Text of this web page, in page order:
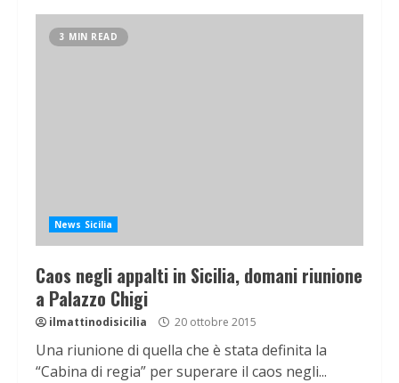
3 MIN READ
News Sicilia
Caos negli appalti in Sicilia, domani riunione
a Palazzo Chigi
ilmattinodisicilia 20 ottobre 2015
Una riunione di quella che è stata definita la
“Cabina di regia” per superare il caos negli...